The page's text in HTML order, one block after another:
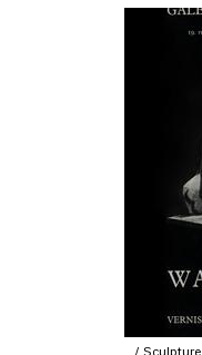
Sculpture